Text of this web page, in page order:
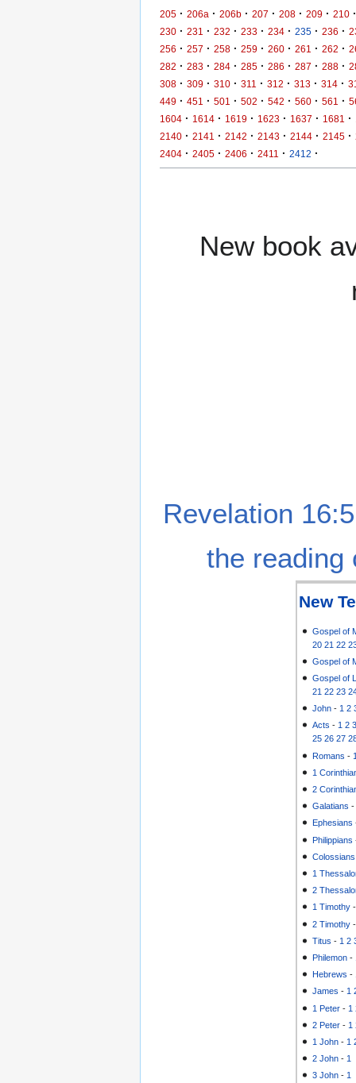
205 · 206a · 206b · 207 · 208 · 209 · 210 ·
230 · 231 · 232 · 233 · 234 · 235 · 236 ·
256 · 257 · 258 · 259 · 260 · 261 · 262 ·
282 · 283 · 284 · 285 · 286 · 287 · 288 ·
308 · 309 · 310 · 311 · 312 · 313 · 314 ·
449 · 451 · 501 · 502 · 542 · 560 · 561 ·
1604 · 1614 · 1619 · 1623 · 1637 · 1681 ·
2140 · 2141 · 2142 · 2143 · 2144 · 2145 ·
2404 · 2405 · 2406 · 2411 · 2412 ·
New book
Revelation
the reading
New
Gospel of
20 21 22
Gospel of
Gospel of
21 22 23
John - 1 2
Acts -1 2
25 26 27
Romans -
1
2
Galatians
Ephesians
Philippians
Colossians
1
2
1 Timothy
2 Timothy
Titus - 1 2
Philemon -
Hebrews -
James -1
1 Peter - 1
2 Peter - 1
1 John - 1
2 John - 1
3 John -1